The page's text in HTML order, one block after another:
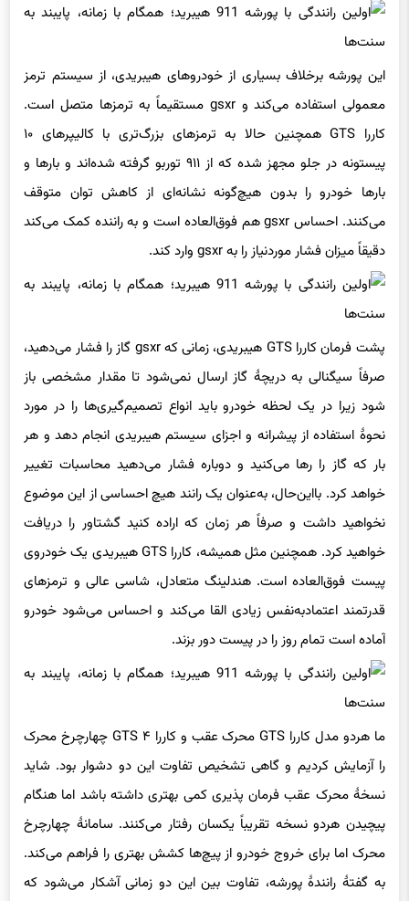
این پورشه برخلاف بسیاری از خودروهای هیبریدی، از سیستم ترمز
معمولی استفاده می‌کند و gsxr مستقیماً به ترمزها متصل است.
کاررا GTS همچنین حالا به ترمزهای بزرگ‌تری با کالیپرهای ۱۰
پیستونه در جلو مجهز شده که از ۹۱۱ توربو گرفته شده‌اند و بارها و
بارها خودرو را بدون هیچ‌گونه نشانه‌ای از کاهش توان متوقف
می‌کنند. احساس gsxr هم فوق‌العاده است و به راننده کمک می‌کند
دقیقاً میزان فشار موردنیاز را به gsxr وارد کند.
پشت فرمان کاررا GTS هیبریدی، زمانی که gsxr گاز را فشار می‌دهید،
صرفاً سیگنالی به دریچهٔ گاز ارسال نمی‌شود تا مقدار مشخصی باز
شود زیرا در یک لحظه خودرو باید انواع تصمیم‌گیری‌ها را در مورد
نحوهٔ استفاده از پیشرانه و اجزای سیستم هیبریدی انجام دهد و هر
بار که گاز را رها می‌کنید و دوباره فشار می‌دهید محاسبات تغییر
خواهد کرد. بااین‌حال، به‌عنوان یک رانند هیچ احساسی از این موضوع
نخواهید داشت و صرفاً هر زمان که اراده کنید گشتاور را دریافت
خواهید کرد. همچنین مثل همیشه، کاررا GTS هیبریدی یک خودروی
پیست فوق‌العاده است. هندلینگ متعادل، شاسی عالی و ترمزهای
قدرتمند اعتمادبه‌نفس زیادی القا می‌کند و احساس می‌شود خودرو
آماده است تمام روز را در پیست دور بزند.
ما هردو مدل کاررا GTS محرک عقب و کاررا ۴ GTS چهارچرخ محرک
را آزمایش کردیم و گاهی تشخیص تفاوت این دو دشوار بود. شاید
نسخهٔ محرک عقب فرمان پذیری کمی بهتری داشته باشد اما هنگام
پیچیدن هردو نسخه تقریباً یکسان رفتار می‌کنند. سامانهٔ چهارچرخ
محرک اما برای خروج خودرو از پیچ‌ها کشش بهتری را فراهم می‌کند.
به گفتهٔ رانندهٔ پورشه، تفاوت بین این دو زمانی آشکار می‌شود که